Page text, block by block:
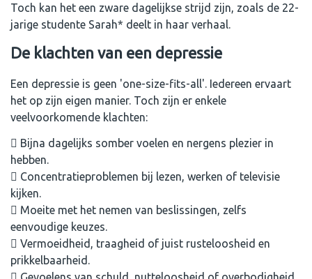
Toch kan het een zware dagelijkse strijd zijn, zoals de 22-
jarige studente Sarah* deelt in haar verhaal.
De klachten van een depressie
Een depressie is geen 'one-size-fits-all'. Iedereen ervaart
het op zijn eigen manier. Toch zijn er enkele
veelvoorkomende klachten:
Bijna dagelijks somber voelen en nergens plezier in
hebben.
Concentratieproblemen bij lezen, werken of televisie
kijken.
Moeite met het nemen van beslissingen, zelfs
eenvoudige keuzes.
Vermoeidheid, traagheid of juist rusteloosheid en
prikkelbaarheid.